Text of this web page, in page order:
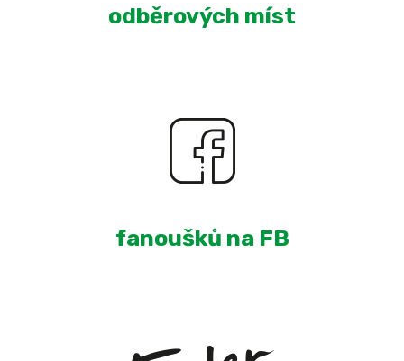
odběrových míst
fanoušků na FB